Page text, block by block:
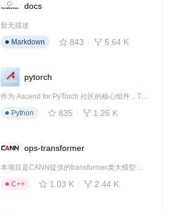
docs
暂无描述
Markdown
843 5.64 K
pytorch
作为 Ascend for PyTorch 社区的核心组件，TorchNPU 是昇腾专为 PyTorch 打造的深度学习适配插件，使 PyTorch 框架能够直接调用昇腾 NPU，为开发者提供昇腾 AI 处理器的超强算力。
Python
835 1.26 K
ops-transformer
本项目是CANN提供的transformer类大模型算子库，实现网络在NPU上加速计算。
C++
1.03 K 2.44 K